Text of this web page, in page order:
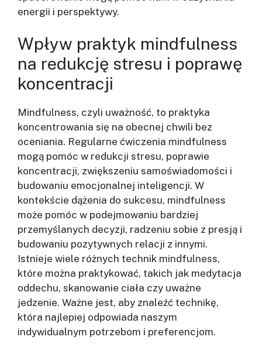
energii i perspektywy.
Wpływ praktyk mindfulness
na redukcję stresu i poprawę
koncentracji
Mindfulness, czyli uważność, to praktyka
koncentrowania się na obecnej chwili bez
oceniania. Regularne ćwiczenia mindfulness
mogą pomóc w redukcji stresu, poprawie
koncentracji, zwiększeniu samoświadomości i
budowaniu emocjonalnej inteligencji. W
kontekście dążenia do sukcesu, mindfulness
może pomóc w podejmowaniu bardziej
przemyślanych decyzji, radzeniu sobie z presją i
budowaniu pozytywnych relacji z innymi.
Istnieje wiele różnych technik mindfulness,
które można praktykować, takich jak medytacja
oddechu, skanowanie ciała czy uważne
jedzenie. Ważne jest, aby znaleźć technikę,
która najlepiej odpowiada naszym
indywidualnym potrzebom i preferencjom.